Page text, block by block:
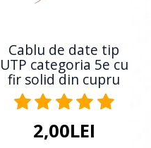
Cablu de date tip
UTP categoria 5e cu
fir solid din cupru
2,00LEI